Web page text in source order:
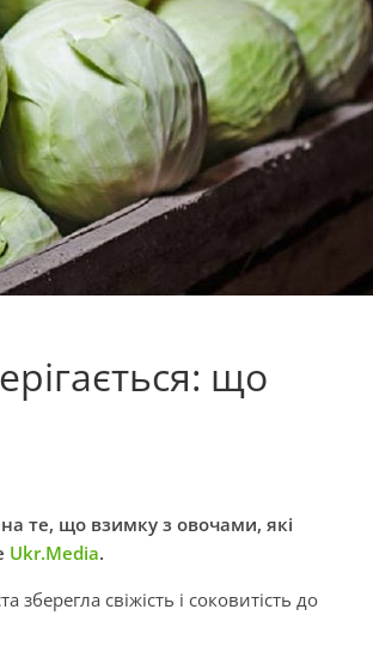
що
те, що взимку з овочами, які
Ukr.Media.
свіжість і соковитість до